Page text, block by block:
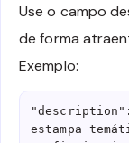
Use o campo
de forma
Exemplo:
estampa